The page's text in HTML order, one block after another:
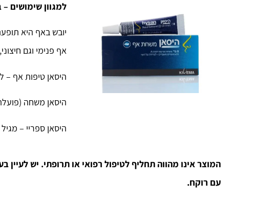
למגוון שימושים –
יובש באף היא
אף פנימי וגם
היסאן טיפות אף –
היסאן משחה (פועלת
היסאן ספריי –
המוצר אינו מהווה תחליף לטיפול רפואי או תרופתי. יש
עם רוקח.